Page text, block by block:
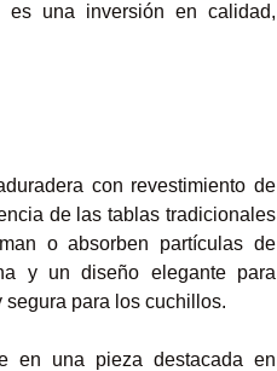
una inversión en calidad,
con revestimiento de
de las tablas tradicionales
o absorben partículas de
y un diseño elegante para
para los cuchillos.
en una pieza destacada en